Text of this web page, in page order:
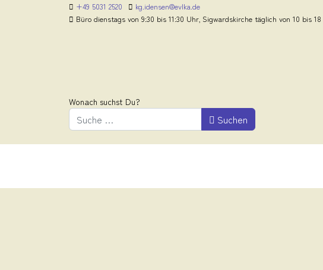
+49 5031 2520
kg.idensen@evlka.de
Büro dienstags von 9:30 bis 11:30 Uhr, Sigwardskirche täglich von 10 bis
Wonach suchst Du?
Suchen